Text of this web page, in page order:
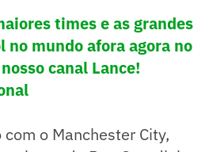
times e as grandes
mundo afora agora no
canal Lance!
o Manchester City,